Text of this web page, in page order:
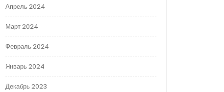
Апрель 2024
Март 2024
Февраль 2024
Январь 2024
Декабрь 2023